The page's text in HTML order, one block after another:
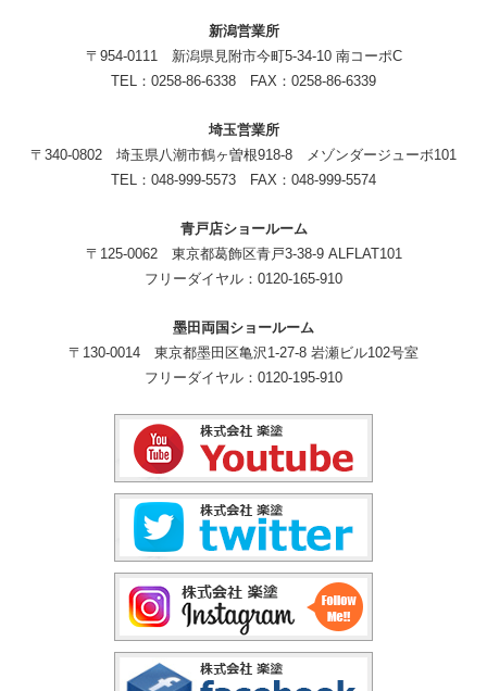
新潟営業所
〒954-0111 新潟県見附市今町5-34-10 南コーポC
TEL：0258-86-6338 FAX：0258-86-6339
埼玉営業所
〒340-0802 埼玉県八潮市鶴ヶ曽根918-8 メゾンダージューボ101
TEL：048-999-5573 FAX：048-999-5574
青戸店ショールーム
〒125-0062 東京都葛飾区青戸3-38-9 ALFLAT101
フリーダイヤル：0120-165-910
墨田両国ショールーム
〒130-0014 東京都墨田区亀沢1-27-8 岩瀬ビル102号室
フリーダイヤル：0120-195-910